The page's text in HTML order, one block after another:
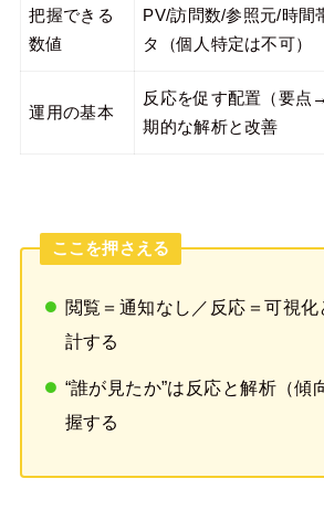
把握できる
数値
PV/訪問数/参照元/時間
タ（個人特定は不可）
運用の基本
反応を促す配置（要
期的な解析と改善
ここを押さえる
閲覧＝通知なし／反応＝可視
計する
“誰が見たか”は反応と解析（傾
握する